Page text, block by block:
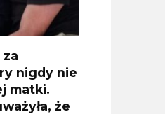
nigdy nie
matki.
że